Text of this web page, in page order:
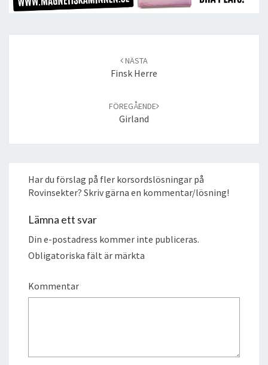
NÄSTA
Finsk Herre
FÖREGÅENDE
Girland
Har du förslag på fler korsordslösningar på
Rovinsekter? Skriv gärna en kommentar/lösning!
Lämna ett svar
Din e-postadress kommer inte publiceras.
Obligatoriska fält är märkta
Kommentar